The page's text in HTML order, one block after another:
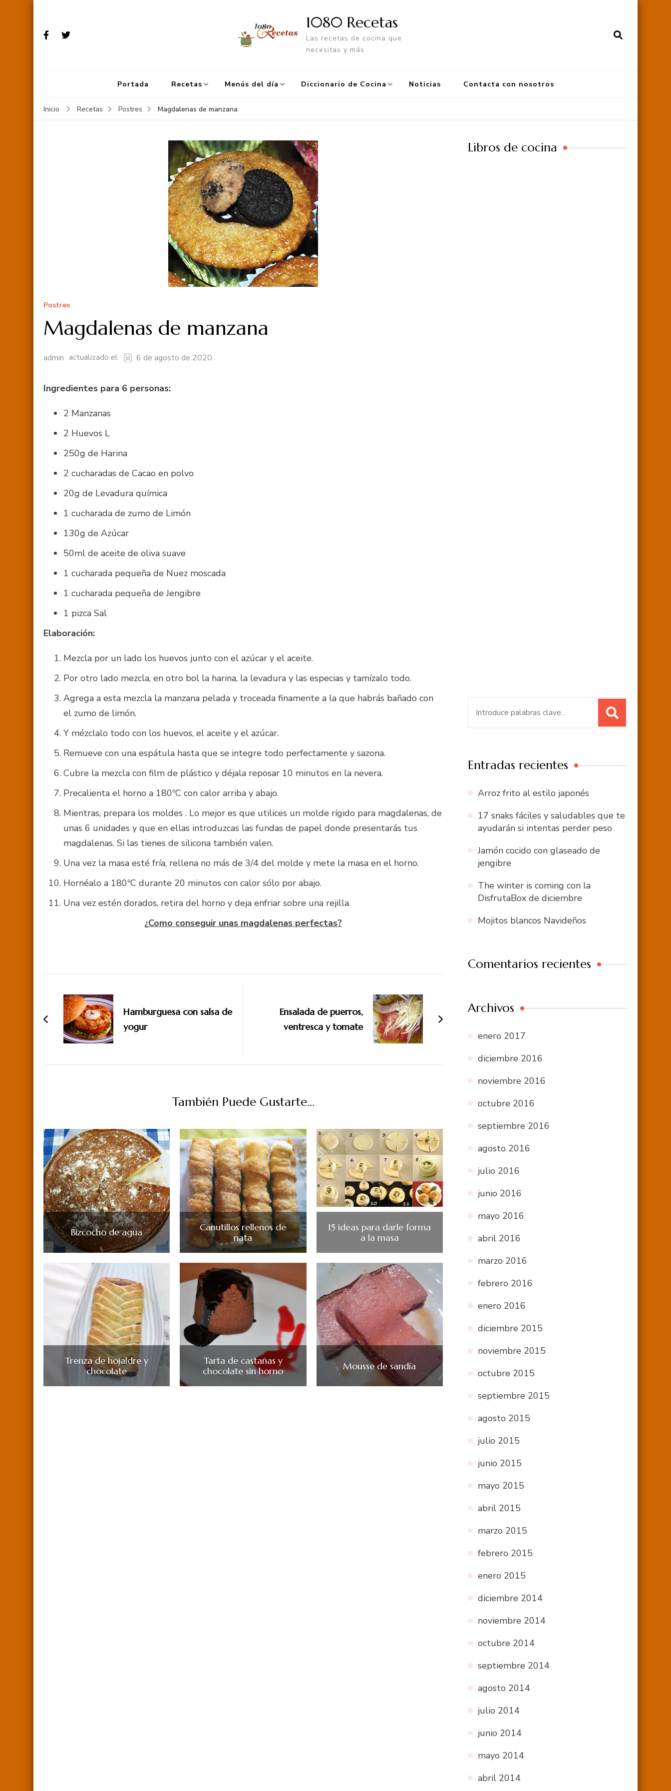
1080 Recetas
Las recetas de cocina que
necesitas y más
Portada Recetas Menús del día Diccionario de Cocina Noticias Contacta con nosotros
Inicio Recetas Postres Magdalenas de manzana
Postres
Magdalenas de manzana
admin actualizado el 6 de agosto de 2020
Ingredientes para 6 personas:
2 Manzanas
2 Huevos L
250g de Harina
2 cucharadas de Cacao en polvo
20g de Levadura química
1 cucharada de zumo de Limón
130g de Azúcar
50ml de aceite de oliva suave
1 cucharada pequeña de Nuez moscada
1 cucharada pequeña de Jengibre
1 pizca Sal
Elaboración:
Mezcla por un lado los huevos junto con el azúcar y el aceite.
Por otro lado mezcla, en otro bol la harina, la levadura y las especias y tamízalo todo.
Agrega a esta mezcla la manzana pelada y troceada finamente a la que habrás bañado con
el zumo de limón.
Y mézclalo todo con los huevos, el aceite y el azúcar.
Remueve con una espátula hasta que se integre todo perfectamente y sazona.
Cubre la mezcla con film de plástico y déjala reposar 10 minutos en la nevera.
Precalienta el horno a 180ºC con calor arriba y abajo.
Mientras, prepara los moldes . Lo mejor es que utilices un molde rígido para magdalenas, de
unas 6 unidades y que en ellas introduzcas las fundas de papel donde presentarás tus
magdalenas. Si las tienes de silicona también valen.
Una vez la masa esté fría, rellena no más de 3/4 del molde y mete la masa en el horno.
Hornéalo a 180ºC durante 20 minutos con calor sólo por abajo.
Una vez estén dorados, retira del horno y deja enfriar sobre una rejilla.
¿Como conseguir unas magdalenas perfectas?
entradas
Hamburguesa con salsa de
yogur
Ensalada de puerros,
ventresca y tomate
También Puede Gustarte...
Bizcocho de agua
Canutillos rellenos de
nata
15 ideas para darle forma
a la masa
Trenza de hojaldre y
chocolate
Tarta de castañas y
chocolate sin horno
Mousse de sandía
Libros de cocina
Entradas recientes
Arroz frito al estilo japonés
17 snaks fáciles y saludables que te
ayudarán si intentas perder peso
Jamón cocido con glaseado de
jengibre
The winter is coming con la
DisfrutaBox de diciembre
Mojitos blancos Navideños
Comentarios recientes
Archivos
enero 2017
diciembre 2016
noviembre 2016
octubre 2016
septiembre 2016
agosto 2016
julio 2016
junio 2016
mayo 2016
abril 2016
marzo 2016
febrero 2016
enero 2016
diciembre 2015
noviembre 2015
octubre 2015
septiembre 2015
agosto 2015
julio 2015
junio 2015
mayo 2015
abril 2015
marzo 2015
febrero 2015
enero 2015
diciembre 2014
noviembre 2014
octubre 2014
septiembre 2014
agosto 2014
julio 2014
junio 2014
mayo 2014
abril 2014